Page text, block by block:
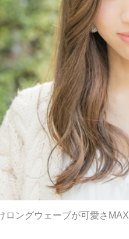
ロングウェーブが可愛さMAX